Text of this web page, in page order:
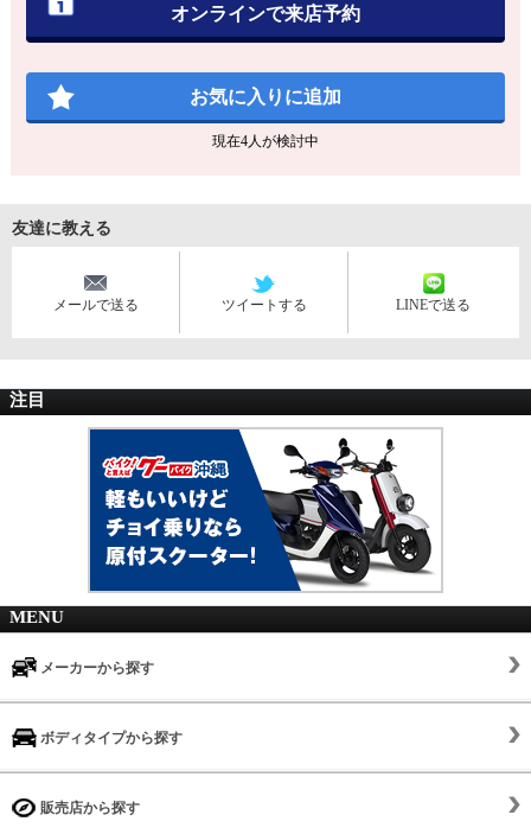
オンラインで来店予約
お気に入りに追加
現在4人が検討中
友達に教える
メールで送る ツイートする LINEで送る
注目
MENU
メーカーから探す
ボディタイプから探す
販売店から探す